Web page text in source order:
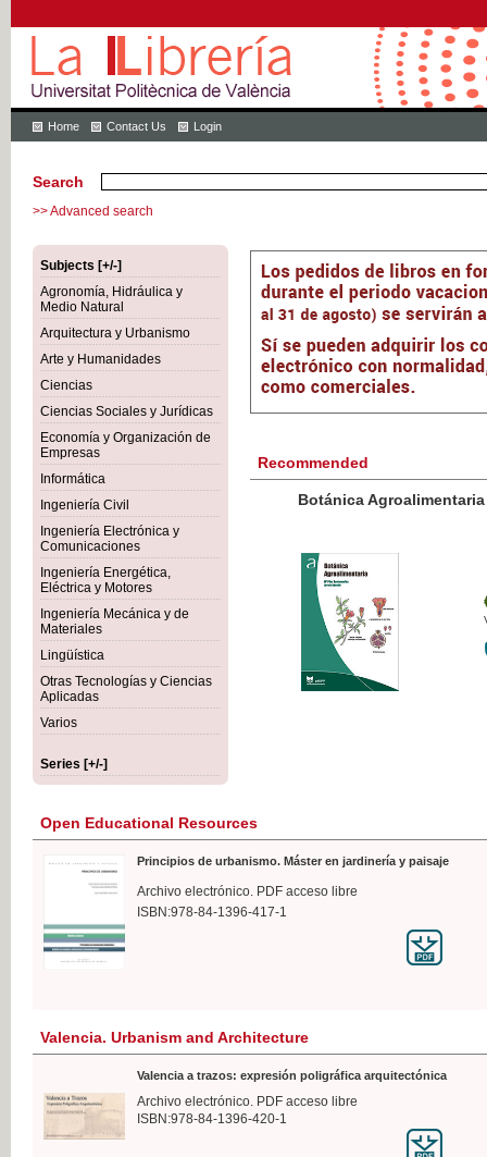
Home Contact Us Login
Search
>> Advanced search
Subjects [+/-]
Agronomía, Hidráulica y
Medio Natural
Arquitectura y Urbanismo
Arte y Humanidades
Ciencias
Ciencias Sociales y Jurídicas
Economía y Organización de
Empresas
Informática
Ingeniería Civil
Ingeniería Electrónica y
Comunicaciones
Ingeniería Energética,
Eléctrica y Motores
Ingeniería Mecánica y de
Materiales
Lingüística
Otras Tecnologías y Ciencias
Aplicadas
Varios
Series [+/-]
Recommended
Botánica Agroalimentaria
VAT
Open Educational Resources
Principios de urbanismo. Máster en jardinería y paisaje
Archivo electrónico. PDF acceso libre
ISBN:978-84-1396-417-1
Valencia. Urbanism and Architecture
Valencia a trazos: expresión poligráfica arquitectónica
Archivo electrónico. PDF acceso libre
ISBN:978-84-1396-420-1